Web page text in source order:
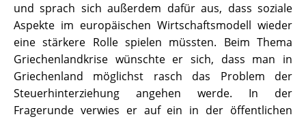
und sprach sich außerdem dafür aus, dass soziale
Aspekte im europäischen Wirtschaftsmodell wieder
eine stärkere Rolle spielen müssten. Beim Thema
Griechenlandkrise wünschte er sich, dass man in
Griechenland möglichst rasch das Problem der
Steuerhinterziehung angehen werde. In der
Fragerunde verwies er auf ein in der öffentlichen